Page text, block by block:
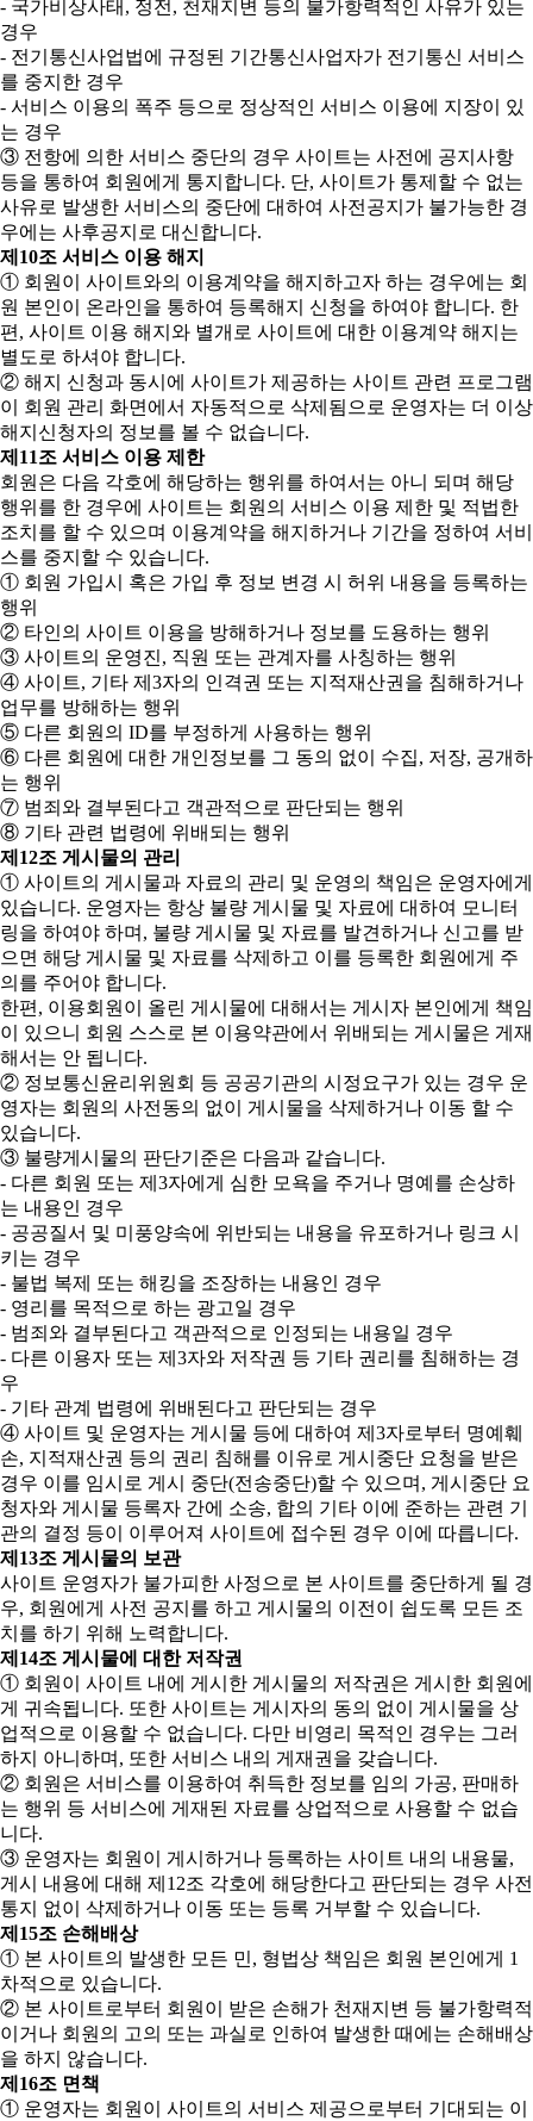
- 국가비상사태, 정전, 천재지변 등의 불가항력적인 사유가 있는
경우
- 전기통신사업법에 규정된 기간통신사업자가 전기통신 서비스
를 중지한 경우
- 서비스 이용의 폭주 등으로 정상적인 서비스 이용에 지장이 있
는 경우
③ 전항에 의한 서비스 중단의 경우 사이트는 사전에 공지사항
등을 통하여 회원에게 통지합니다. 단, 사이트가 통제할 수 없는
사유로 발생한 서비스의 중단에 대하여 사전공지가 불가능한 경
우에는 사후공지로 대신합니다.
제10조 서비스 이용 해지
① 회원이 사이트와의 이용계약을 해지하고자 하는 경우에는 회
원 본인이 온라인을 통하여 등록해지 신청을 하여야 합니다. 한
편, 사이트 이용 해지와 별개로 사이트에 대한 이용계약 해지는
별도로 하셔야 합니다.
② 해지 신청과 동시에 사이트가 제공하는 사이트 관련 프로그램
이 회원 관리 화면에서 자동적으로 삭제됨으로 운영자는 더 이상
해지신청자의 정보를 볼 수 없습니다.
제11조 서비스 이용 제한
회원은 다음 각호에 해당하는 행위를 하여서는 아니 되며 해당
행위를 한 경우에 사이트는 회원의 서비스 이용 제한 및 적법한
조치를 할 수 있으며 이용계약을 해지하거나 기간을 정하여 서비
스를 중지할 수 있습니다.
① 회원 가입시 혹은 가입 후 정보 변경 시 허위 내용을 등록하는
행위
② 타인의 사이트 이용을 방해하거나 정보를 도용하는 행위
③ 사이트의 운영진, 직원 또는 관계자를 사칭하는 행위
④ 사이트, 기타 제3자의 인격권 또는 지적재산권을 침해하거나
업무를 방해하는 행위
⑤ 다른 회원의 ID를 부정하게 사용하는 행위
⑥ 다른 회원에 대한 개인정보를 그 동의 없이 수집, 저장, 공개하
는 행위
⑦ 범죄와 결부된다고 객관적으로 판단되는 행위
⑧ 기타 관련 법령에 위배되는 행위
제12조 게시물의 관리
① 사이트의 게시물과 자료의 관리 및 운영의 책임은 운영자에게
있습니다. 운영자는 항상 불량 게시물 및 자료에 대하여 모니터
링을 하여야 하며, 불량 게시물 및 자료를 발견하거나 신고를 받
으면 해당 게시물 및 자료를 삭제하고 이를 등록한 회원에게 주
의를 주어야 합니다.
한편, 이용회원이 올린 게시물에 대해서는 게시자 본인에게 책임
이 있으니 회원 스스로 본 이용약관에서 위배되는 게시물은 게재
해서는 안 됩니다.
② 정보통신윤리위원회 등 공공기관의 시정요구가 있는 경우 운
영자는 회원의 사전동의 없이 게시물을 삭제하거나 이동 할 수
있습니다.
③ 불량게시물의 판단기준은 다음과 같습니다.
- 다른 회원 또는 제3자에게 심한 모욕을 주거나 명예를 손상하
는 내용인 경우
- 공공질서 및 미풍양속에 위반되는 내용을 유포하거나 링크 시
키는 경우
- 불법 복제 또는 해킹을 조장하는 내용인 경우
- 영리를 목적으로 하는 광고일 경우
- 범죄와 결부된다고 객관적으로 인정되는 내용일 경우
- 다른 이용자 또는 제3자와 저작권 등 기타 권리를 침해하는 경
우
- 기타 관계 법령에 위배된다고 판단되는 경우
④ 사이트 및 운영자는 게시물 등에 대하여 제3자로부터 명예훼
손, 지적재산권 등의 권리 침해를 이유로 게시중단 요청을 받은
경우 이를 임시로 게시 중단(전송중단)할 수 있으며, 게시중단 요
청자와 게시물 등록자 간에 소송, 합의 기타 이에 준하는 관련 기
관의 결정 등이 이루어져 사이트에 접수된 경우 이에 따릅니다.
제13조 게시물의 보관
사이트 운영자가 불가피한 사정으로 본 사이트를 중단하게 될 경
우, 회원에게 사전 공지를 하고 게시물의 이전이 쉽도록 모든 조
치를 하기 위해 노력합니다.
제14조 게시물에 대한 저작권
① 회원이 사이트 내에 게시한 게시물의 저작권은 게시한 회원에
게 귀속됩니다. 또한 사이트는 게시자의 동의 없이 게시물을 상
업적으로 이용할 수 없습니다. 다만 비영리 목적인 경우는 그러
하지 아니하며, 또한 서비스 내의 게재권을 갖습니다.
② 회원은 서비스를 이용하여 취득한 정보를 임의 가공, 판매하
는 행위 등 서비스에 게재된 자료를 상업적으로 사용할 수 없습
니다.
③ 운영자는 회원이 게시하거나 등록하는 사이트 내의 내용물,
게시 내용에 대해 제12조 각호에 해당한다고 판단되는 경우 사전
통지 없이 삭제하거나 이동 또는 등록 거부할 수 있습니다.
제15조 손해배상
① 본 사이트의 발생한 모든 민, 형법상 책임은 회원 본인에게 1
차적으로 있습니다.
② 본 사이트로부터 회원이 받은 손해가 천재지변 등 불가항력적
이거나 회원의 고의 또는 과실로 인하여 발생한 때에는 손해배상
을 하지 않습니다.
제16조 면책
① 운영자는 회원이 사이트의 서비스 제공으로부터 기대되는 이